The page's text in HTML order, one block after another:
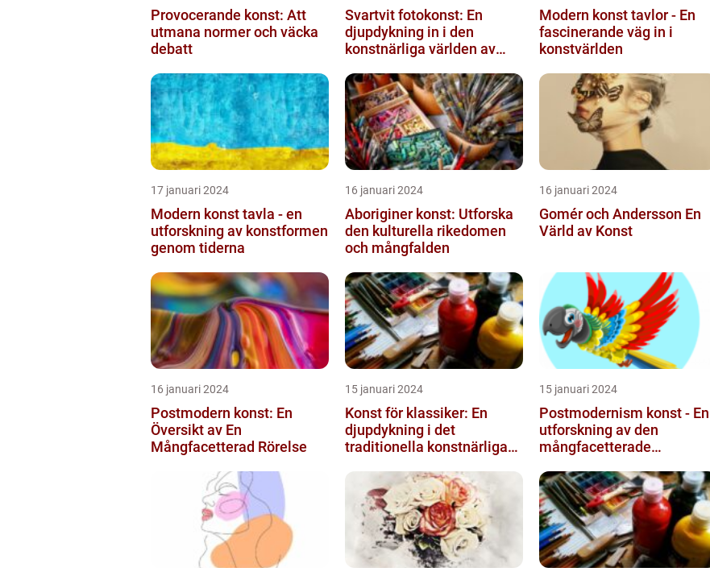
Provocerande konst: Att
utmana normer och väcka
debatt
Svartvit fotokonst: En
djupdykning in i den
konstnärliga världen av
Modern konst tavlor - En
fascinerande väg in i
konstvärlden
17 januari 2024
Modern konst tavla - en
utforskning av konstformen
genom tiderna
16 januari 2024
Aboriginer konst: Utforska
den kulturella rikedomen
och mångfalden
16 januari 2024
Gomér och Andersson En
Värld av Konst
16 januari 2024
Postmodern konst: En
Översikt av En
Mångfacetterad Rörelse
15 januari 2024
Konst för klassiker: En
djupdykning i det
traditionella konstnärliga
15 januari 2024
Postmodernism konst - En
utforskning av den
mångfacetterade